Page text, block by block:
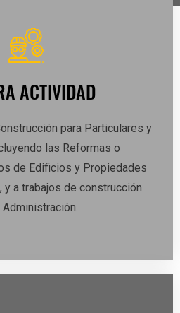
ACTIVIDAD
para Particulares y
las Reformas o
de Edificios y Propiedades
a trabajos de construcción
Administración.